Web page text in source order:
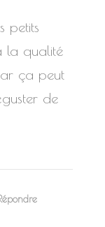
petits
la qualité
ça peut
de
Répondre